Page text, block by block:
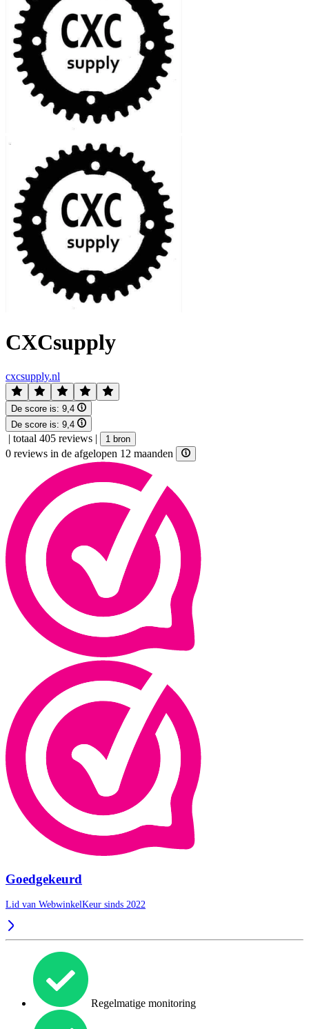
CXCsupply
cxcsupply.nl
De score is: 9,4
De score is: 9,4
| totaal 405 reviews | 1 bron
0 reviews in de afgelopen 12 maanden
Goedgekeurd
Lid van WebwinkelKeur sinds 2022
Regelmatige monitoring